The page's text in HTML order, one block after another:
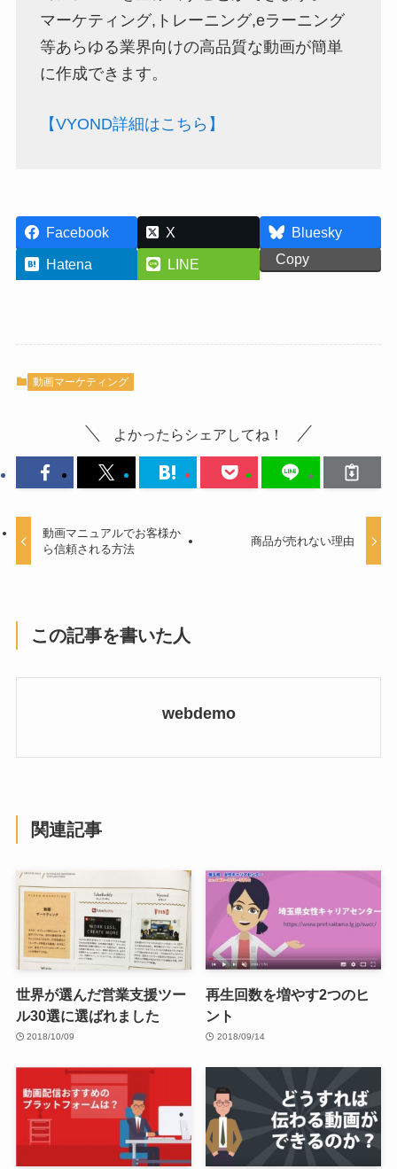
マーケティング,トレーニング,eラーニング
等あらゆる業界向けの高品質な動画が簡単
に作成できます。
【VYOND詳細はこちら】
Facebook X
Bluesky
Hatena
LINE Copy
動画マーケティング
よかったらシェアしてね！
動画マニュアルでお客様か
ら信頼される方法
商品が売れない理由
この記事を書いた人
webdemo
関連記事
世界が選んだ営業支援ツー
ル30選に選ばれました
2018/10/09
再生回数を増やす2つのヒ
ント
2018/09/14